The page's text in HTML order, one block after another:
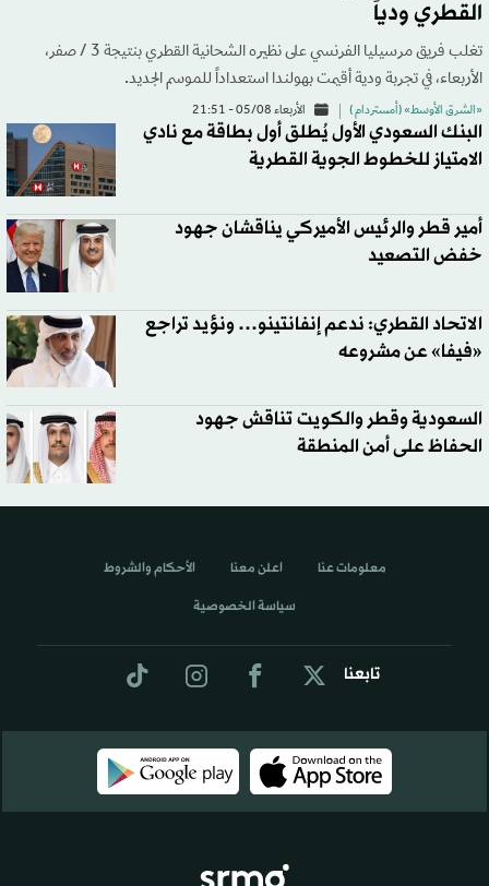
القطري ودياً
تغلب فريق مرسيليا الفرنسي على نظيره الشحانية القطري بنتيجة 3 / صفر،
الأربعاء، في تجربة ودية أقيمت بهولندا استعداداً للموسم الجديد.
«الشرق الأوسط» (أمستردام ) الأربعاء 05/08 - 21:51
البنك السعودي الأول يُطلق أول بطاقة مع نادي
الامتياز للخطوط الجوية القطرية
أمير قطر والرئيس الأميركي يناقشان جهود
خفض التصعيد
الاتحاد القطري: ندعم إنفانتينو… ونؤيد تراجع
«فيفا» عن مشروعه
السعودية وقطر والكويت تناقش جهود
الحفاظ على أمن المنطقة
تابعنا
معلومات عنا اعلن معنا الأحكام والشروط
سياسة الخصوصية